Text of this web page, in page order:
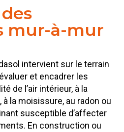
mur-à-mur
intervient sur le terrain
et encadrer les
de l’air intérieur, à la
à la moisissure, au radon ou
susceptible d’affecter
En construction ou